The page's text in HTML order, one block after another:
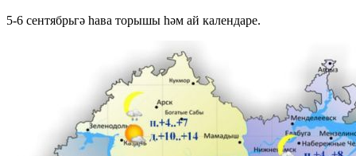
5-6 сентябрьгә һава торышы һәм ай календаре.